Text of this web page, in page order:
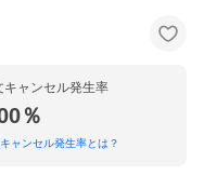
キャンセル発生率
％
ャンセル発生率とは？